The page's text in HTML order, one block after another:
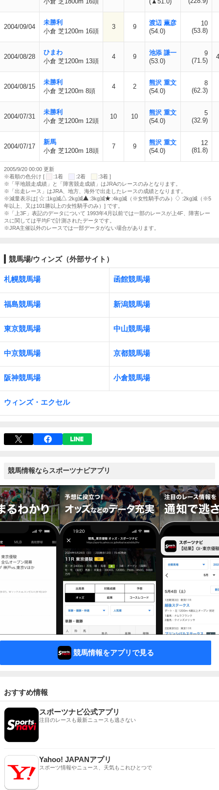
2004/09/04
未勝利
小倉 芝1200m 16頭
3 9
渡辺 薫彦
(54.0)
10
(53.8)
2004/08/28
ひまわ
小倉 芝1200m 13頭
4 9
池添 謙一
(53.0)
9
(71.5)
2004/08/15
未勝利
小倉 芝1200m 8頭
4 2
熊沢 重文
(54.0)
8
(62.3)
2004/07/31
未勝利
小倉 芝1200m 12頭
10 10
熊沢 重文
(54.0)
5
(32.9)
2004/07/17
新馬
小倉 芝1200m 18頭
7 9
熊沢 重文
(54.0)
12
(81.8)
2005/9/20 00:00 更新
※着順の色分け [
:1着 :2着
:3着 ]
※「平地競走成績」と「障害競走成績」はJRAのレースのみとなります。
※「出走レース」はJRA、地方、海外で出走したレースの成績となります。
※減量表示は[
:1kg減 :2kg減 :3kg減 :4kg減（※女性騎手のみ）
:2kg減（※5
年以上、又は101勝以上の女性騎手のみ）] です。
※「上3F」表記のデータについて 1993年4月以前では一部のレースが上4F、障害レー
スに関しては平均Fで計測されたデータです。
※JRA主催以外のレースでは一部データがない場合があります。
競馬場/ウィンズ（外部サイト）
札幌競馬場 函館競馬場
福島競馬場 新潟競馬場
東京競馬場 中山競馬場
中京競馬場 京都競馬場
阪神競馬場 小倉競馬場
ウィンズ・エクセル
競馬情報ならスポーツナビアプリ
競馬情報をアプリで見る
おすすめ情報
スポーツナビ公式アプリ
注目のレースも最新ニュースも逃さない
Yahoo! JAPANアプリ
スポーツ情報やニュース、天気もこれひとつで